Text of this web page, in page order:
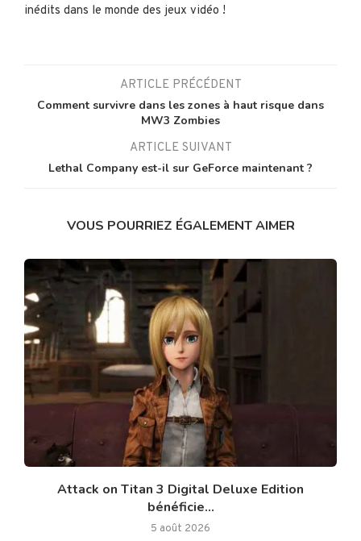
inédits dans le monde des jeux vidéo !
ARTICLE PRÉCÉDENT
Comment survivre dans les zones à haut risque dans
MW3 Zombies
ARTICLE SUIVANT
Lethal Company est-il sur GeForce maintenant ?
VOUS POURRIEZ ÉGALEMENT AIMER
Attack on Titan 3 Digital Deluxe Edition
bénéficie...
5 août 2026